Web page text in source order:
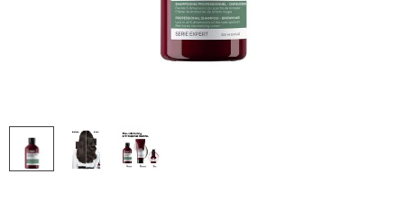
399 kr 319,20 kr